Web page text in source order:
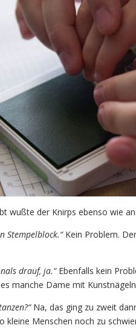
wußte der Knirps ebenso wie
Stempelblock.“Kein Problem.
drauf, ja.“Ebenfalls kein
manche Dame mit
Na, das ging zu zweit
kleine Menschen noch zu